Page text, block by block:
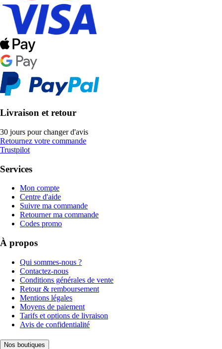
Livraison et retour
30 jours pour changer d'avis
Retournez votre commande
Trustpilot
Services
Mon compte
Centre d'aide
Suivre ma commande
Retourner ma commande
Codes promo
À propos
Qui sommes-nous ?
Contactez-nous
Conditions générales de vente
Retour & remboursement
Mentions légales
Moyens de paiement
Tarifs et options de livraison
Avis de confidentialité
Nos boutiques